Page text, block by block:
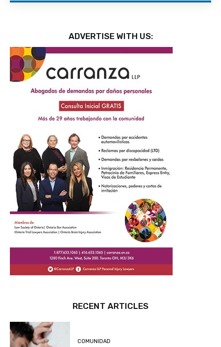
ADVERTISE WITH US:
RECENT ARTICLES
COMUNIDAD